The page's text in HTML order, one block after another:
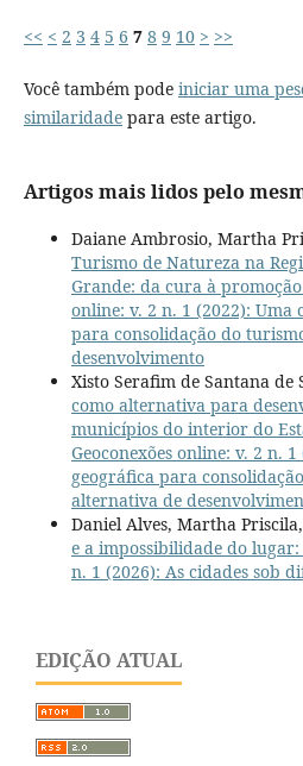
<< < 2 3 4 5 6 7 8 9 10 > >>
Você também pode iniciar uma
similaridadepara este artigo.
Artigos mais lidos pelo
Daiane Ambrosio, Martha
Turismo de Natureza na
Grande: da cura à
online: v. 2 n. 1 (2022):
para consolidação do
desenvolvimento
Xisto Serafim de Santana de
como alternativa para
municípios do interior do
Geoconexões online: v. 2 n.
geográfica para
alternativa de
Daniel Alves, Martha Priscila,
e a impossibilidade do lugar:
n. 1 (2026): As cidades sob
EDIÇÃO ATUAL